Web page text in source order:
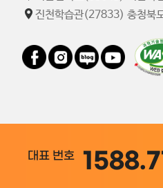
대표 번호
진천학습관(27833) 충청북